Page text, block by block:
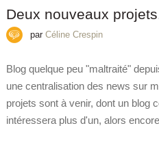
Deux nouveaux
par Céline Crespin
Blog quelque peu "maltraité"
une centralisation des news sur
projets sont à venir, dont un blog
intéressera plus d'un, alors